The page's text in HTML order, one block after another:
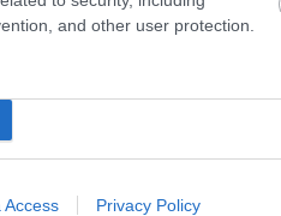
and other user protection.
Access Privacy Policy